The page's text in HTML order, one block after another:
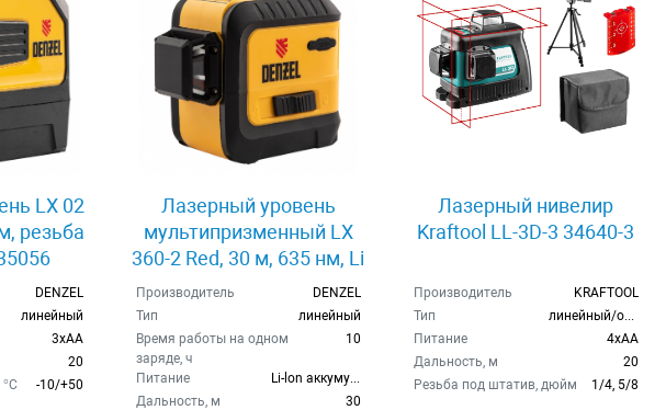
LX 02
резьба
DENZEL
линейный
3хAA
20
-10/+50
Лазерный уровень
мультипризменный LX
360-2 Red, 30 м, 635 нм, Li
2800 мАч, резьба 5/8"
Denzel 35076
Производитель
DENZEL
Тип
линейный
Время работы на одном
заряде, ч
10
Питание
Li-lon аккумулятор
Дальность, м
30
Лазерный нивелир
Kraftool LL-3D-3 34640-3
Производитель
KRAFTOOL
Тип
линейный/отвес
Питание
4xAA
Дальность, м
20
Резьба под штатив, дюйм
1/4, 5/8